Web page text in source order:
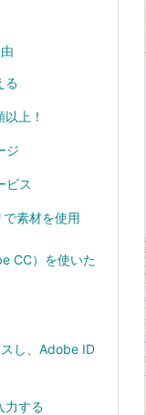
る
上！
ジ
ビス
素材を使用
CC）を使いた
し、Adobe ID
する